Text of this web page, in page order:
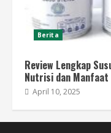
Berita
Review Lengkap
Nutrisi dan Manfaat
April 10, 2025